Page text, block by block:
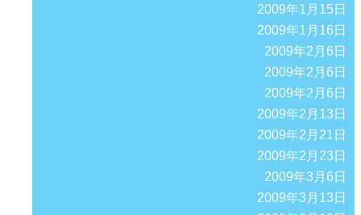
2009年1月15日
2009年1月16日
2009年2月6日
2009年2月6日
2009年2月6日
2009年2月13日
2009年2月21日
2009年2月23日
2009年3月6日
2009年3月13日